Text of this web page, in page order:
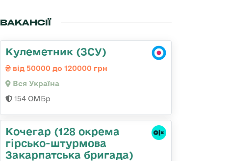
ВАКАНСІЇ
Кулеметник (ЗСУ)
від 50000 до 120000 грн
Вся Україна
154 ОМБр
Кочегар (128 окрема
гірсько-штурмова
Закарпатська бригада)